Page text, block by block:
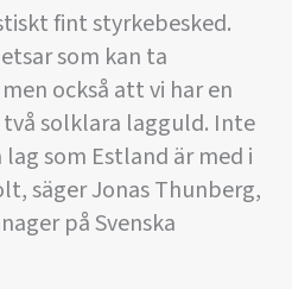
fint styrkebesked.
som kan ta
också att vi har en
solklara lagguld. Inte
som Estland är med i
säger Jonas Thunberg,
på Svenska